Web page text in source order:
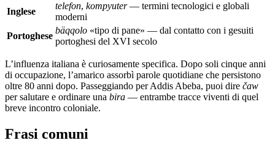
Inglese
telefon, kompyuter— termini tecnologici e globali
moderni
Portoghese
bäqqolo «tipo di pane» — dal contatto con i gesuiti
portoghesi del XVI secolo
L’influenza italiana è curiosamente specifica. Dopo soli cinque anni
di occupazione, l’amarico assorbì parole quotidiane che persistono
oltre 80 anni dopo. Passeggiando per Addis Abeba, puoi dire čaw
per salutare e ordinare una bira — entrambe tracce viventi di quel
breve incontro coloniale.
Frasi comuni